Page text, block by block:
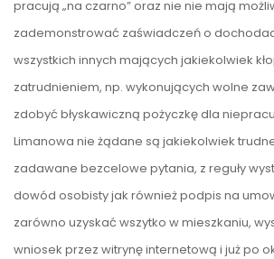
pracują „na czarno” oraz nie nie mają
zademonstrować zaświadczeń o
wszystkich innych mających jakiekolwiek
zatrudnieniem, np. wykonujących wolne
zdobyć błyskawiczną pożyczkę dla
Limanowa nie żądane są jakiekolwiek
zadawane bezcelowe pytania, z reguły
dowód osobisty jak również podpis na
zarówno uzyskać wszytko w mieszkaniu,
wniosek przez witrynę internetową i już po